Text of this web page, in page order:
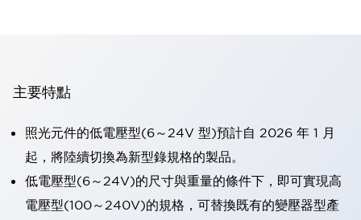
主要特點
照光元件的低電壓型(6～24V 型)預計自 2026 年 1 月
起，將陸續切換為新型錄規格的製品。
低電壓型(6～24V)的尺寸與重量的條件下，即可實現高
電壓型(100～240V)的規格，可替換既有的變壓器型產